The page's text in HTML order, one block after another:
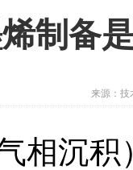
制备
来源：
沉积